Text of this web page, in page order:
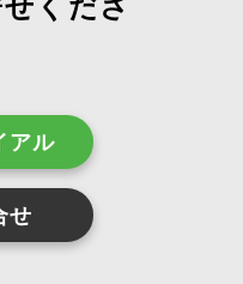
早期アクセス開始Sl
ント、サービス、
ン、トレンド、リス
けるオペレーション
活用できる。詳細は
ちら▶️‌Postmortemの
）PagerDutyは、イ
、複雑な環境でAIを
世界のコンテキスト
アル
せ